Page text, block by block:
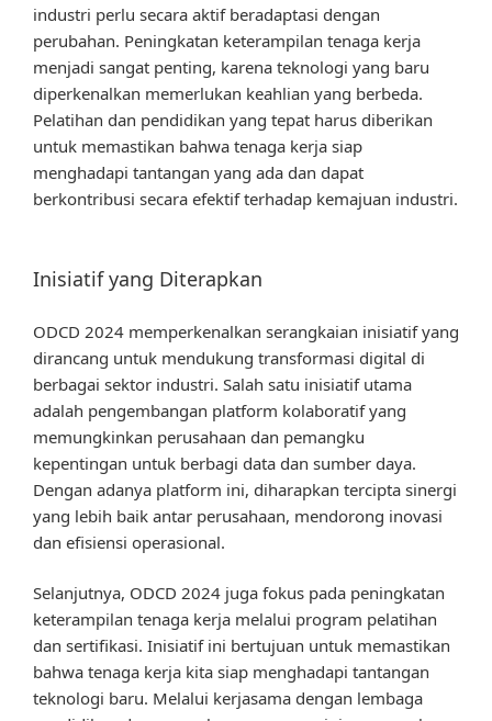
industri perlu secara aktif beradaptasi dengan
perubahan. Peningkatan keterampilan tenaga kerja
menjadi sangat penting, karena teknologi yang baru
diperkenalkan memerlukan keahlian yang berbeda.
Pelatihan dan pendidikan yang tepat harus diberikan
untuk memastikan bahwa tenaga kerja siap
menghadapi tantangan yang ada dan dapat
berkontribusi secara efektif terhadap kemajuan industri.
Inisiatif yang Diterapkan
ODCD 2024 memperkenalkan serangkaian inisiatif yang
dirancang untuk mendukung transformasi digital di
berbagai sektor industri. Salah satu inisiatif utama
adalah pengembangan platform kolaboratif yang
memungkinkan perusahaan dan pemangku
kepentingan untuk berbagi data dan sumber daya.
Dengan adanya platform ini, diharapkan tercipta sinergi
yang lebih baik antar perusahaan, mendorong inovasi
dan efisiensi operasional.
Selanjutnya, ODCD 2024 juga fokus pada peningkatan
keterampilan tenaga kerja melalui program pelatihan
dan sertifikasi. Inisiatif ini bertujuan untuk memastikan
bahwa tenaga kerja kita siap menghadapi tantangan
teknologi baru. Melalui kerjasama dengan lembaga